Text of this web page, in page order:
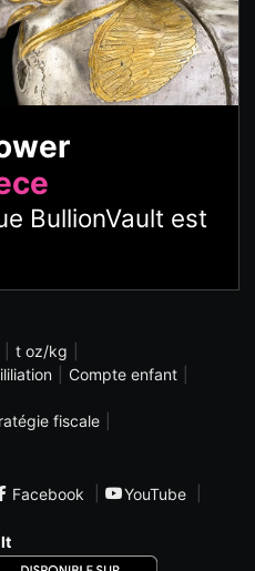
BullionVault est
t oz/kg
Compte enfant
fiscale
Facebook
YouTube